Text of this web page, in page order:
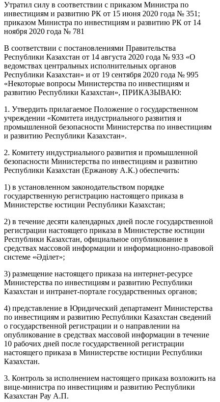
Утратил силу в соответствии с приказом Министра по
инвестициям и развитию РК от 15 июня 2020 года № 351;
приказом Министра по инвестициям и развитию РК от 14
ноября 2020 года № 781
В соответствии с постановлениями Правительства
Республики Казахстан от 14 августа 2020 года № 933 «О
ведомствах центральных исполнительных органов
Республики Казахстан» и от 19 сентября 2020 года № 995
«Некоторые вопросы Министерства по инвестициям и
развитию Республики Казахстан», ПРИКАЗЫВАЮ:
1. Утвердить прилагаемое Положение о государственном
учреждении «Комитета индустриального развития и
промышленной безопасности Министерства по инвестициям
и развитию Республики Казахстан».
2. Комитету индустриального развития и промышленной
безопасности Министерства по инвестициям и развитию
Республики Казахстан (Ержанову А.К.) обеспечить:
1) в установленном законодательством порядке
государственную регистрацию настоящего приказа в
Министерстве юстиции Республики Казахстан;
2) в течение десяти календарных дней после государственной
регистрации настоящего приказа в Министерстве юстиции
Республики Казахстан, официальное опубликование в
средствах массовой информации и информационно-правовой
системе «Әділет»;
3) размещение настоящего приказа на интернет-ресурсе
Министерства по инвестициям и развитию Республики
Казахстан и интранет-портале государственных органов;
4) представление в Юридический департамент Министерства
по инвестициям и развитию Республики Казахстан сведений
о государственной регистрации и о направлении на
опубликование в средствах массовой информации в течение
10 рабочих дней после государственной регистрации
настоящего приказа в Министерстве юстиции Республики
Казахстан.
3. Контроль за исполнением настоящего приказа возложить на
вице-министра по инвестициям и развитию Республики
Казахстан Рау А.П.